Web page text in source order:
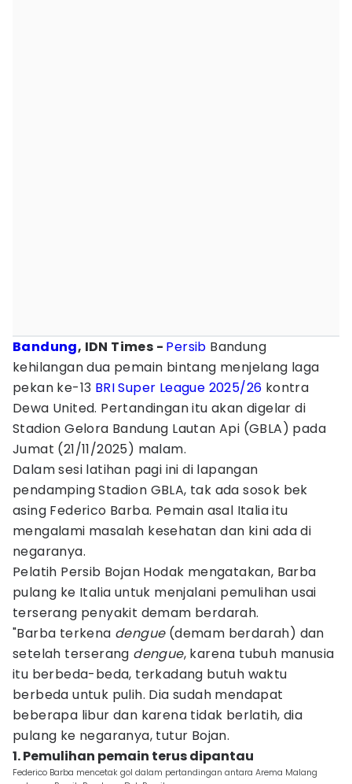
Bandung, IDN Times - Persib Bandung
kehilangan dua pemain bintang menjelang laga
pekan ke-13 BRI Super League 2025/26 kontra
Dewa United. Pertandingan itu akan digelar di
Stadion Gelora Bandung Lautan Api (GBLA) pada
Jumat (21/11/2025) malam.
Dalam sesi latihan pagi ini di lapangan
pendamping Stadion GBLA, tak ada sosok bek
asing Federico Barba. Pemain asal Italia itu
mengalami masalah kesehatan dan kini ada di
negaranya.
Pelatih Persib Bojan Hodak mengatakan, Barba
pulang ke Italia untuk menjalani pemulihan usai
terserang penyakit demam berdarah.
"Barba terkena dengue(demam berdarah) dan
setelah terserang dengue, karena tubuh manusia
itu berbeda-beda, terkadang butuh waktu
berbeda untuk pulih. Dia sudah mendapat
beberapa libur dan karena tidak berlatih, dia
pulang ke negaranya, tutur Bojan.
1. Pemulihan pemain terus dipantau
Federico Barba mencetak gol dalam pertandingan antara Arema Malang